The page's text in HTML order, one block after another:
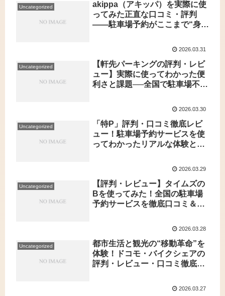
Uncategorized
akippa（アキッパ）を実際に使
ってみた正直な口コミ・評判
――駐車場予約がここまで“身
2026.03.31
Uncategorized
【軒先パーキングの評判・レビ
ュー】実際に使ってわかった便
利さと課題──全国で駐車場不足
2026.03.30
Uncategorized
「特P」評判・口コミ徹底レビ
ュー！駐車場予約サービスを使
ってわかったリアルな体験とホ
2026.03.29
Uncategorized
【評判・レビュー】タイムズの
Bを使ってみた！全国の駐車場
予約サービスを徹底口コミ＆感
2026.03.28
Uncategorized
都市生活と観光の“移動革命”を
体験！ドコモ・バイクシェアの
評判・レビュー・口コミ徹底ガ
2026.03.27